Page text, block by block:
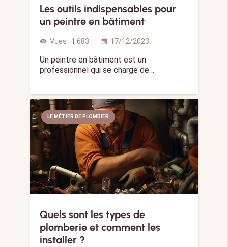
Les outils indispensables pour
un peintre en bâtiment
visibility Vues : 1 683 calendar_month 17/12/2023
Un peintre en bâtiment est un
professionnel qui se charge de…
LE MÉTIER DE PLOMBIER
Quels sont les types de
plomberie et comment les
installer ?